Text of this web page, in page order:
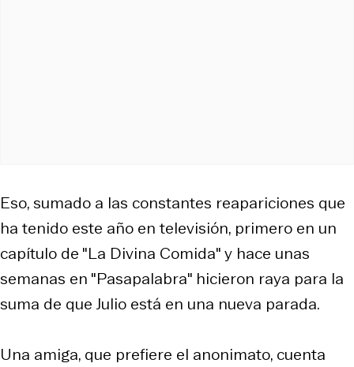
Eso, sumado a las constantes reapariciones que
ha tenido este año en televisión, primero en un
capítulo de "La Divina Comida" y hace unas
semanas en "Pasapalabra" hicieron raya para la
suma de que Julio está en una nueva parada.
Una amiga, que prefiere el anonimato, cuenta